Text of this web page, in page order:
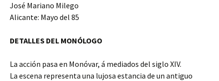
José Mariano Milego
Alicante: Mayo del 85
DETALLES DEL MONÓLOGO
La acción pasa en Monóvar, á mediados del siglo XIV.
La escena representa una lujosa estancia de un antiguo